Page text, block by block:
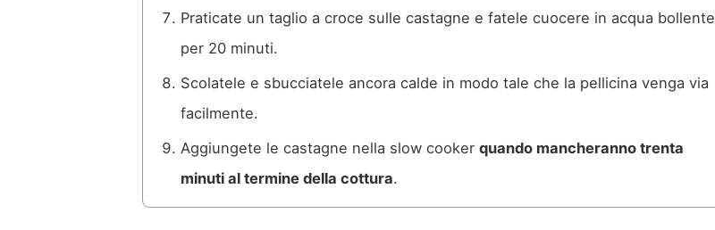
Praticate un taglio a croce sulle castagne e fatele cuocere in acqua bollente
per 20 minuti.
Scolatele e sbucciatele ancora calde in modo tale che la pellicina venga via
facilmente.
Aggiungete le castagne nella slow cooker quando mancheranno trenta
minuti al termine della cottura.